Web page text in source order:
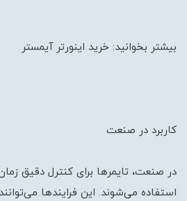
بیشتر بخوانید: خرید اینورتر آیمستر
کاربرد در صنعت
در صنعت، تایمر‌ها برای کنترل دقیق
استفاده می‌شوند. این فرایندها